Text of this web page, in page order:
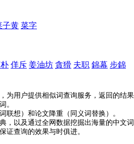
子黄 菜字
佯斥 姜油坊 貪猾 夫职 錦幕 步錦
为用户提供相似词查询服务，返回的结果
。
联想）和论文降重（同义词替换）。
，以及通过全网数据挖掘出海量的中文词
证查询的效果与时俱进。